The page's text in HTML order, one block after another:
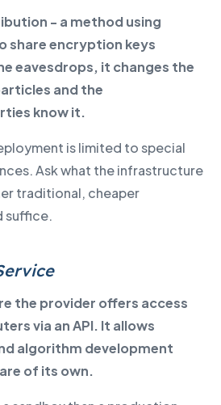
- a method using
share encryption keys
eavesdrops, it changes the
and the
know it.
is limited to special
Ask what the infrastructure
traditional, cheaper
suffice.
the provider offers access
via an API. It allows
algorithm development
of its own.